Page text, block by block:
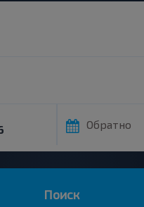
Обратно
Поиск